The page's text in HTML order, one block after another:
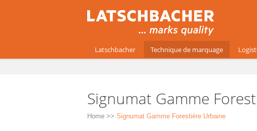
Latschbacher Technique de marquage
Signumat Gamme
Home >> Signumat Gamme Forestière Urbaine